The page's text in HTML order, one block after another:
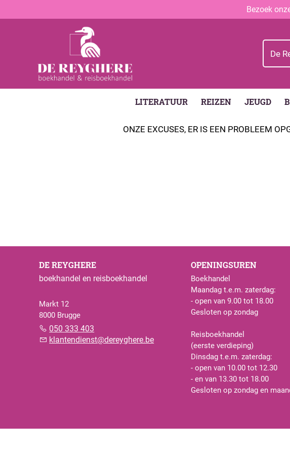
Bezoek
LITERATUUR REIZEN JEUGD
ONZE EXCUSES, ER IS EEN PROBLEEM
DE REYGHERE
boekhandel en reisboekhandel
Markt 12
8000 Brugge
050 333 403
klantendienst@dereyghere.be
OPENINGSUREN
Boekhandel
Maandag t.e.m. zaterdag:
- open van 9.00 tot 18.00
Gesloten op zondag
Reisboekhandel
(eerste verdieping)
Dinsdag t.e.m. zaterdag:
- open van 10.00 tot 12.30
- en van 13.30 tot 18.00
Gesloten op zondag en